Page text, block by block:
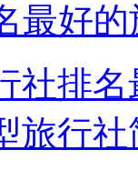
最好
社排
旅行